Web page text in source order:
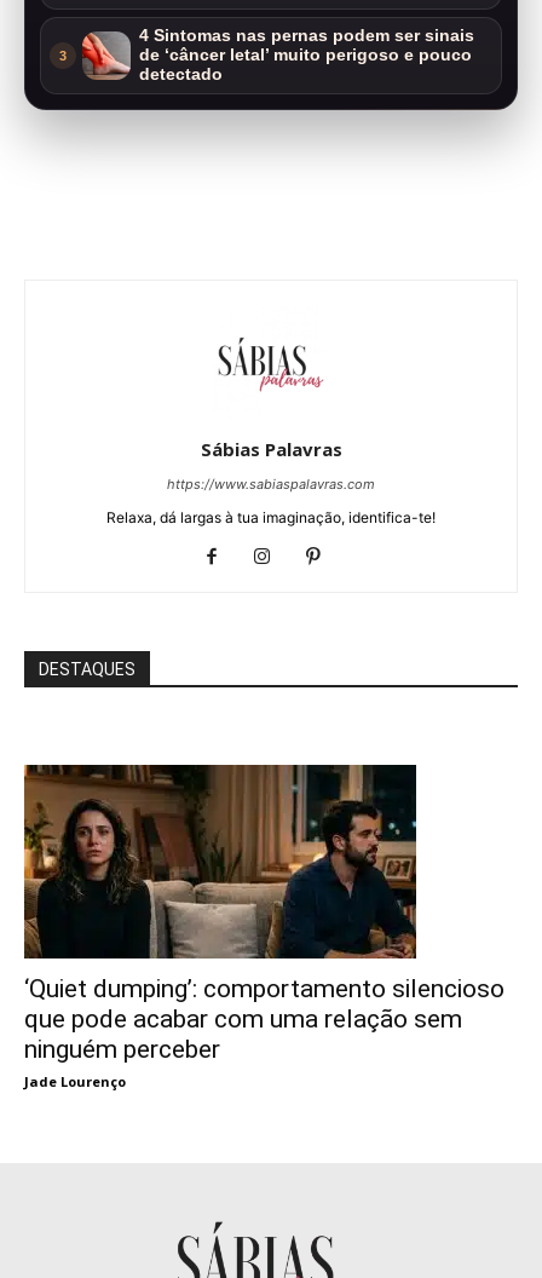
3
4 Sintomas nas pernas podem ser sinais
de ‘câncer letal’ muito perigoso e pouco
detectado
Sábias Palavras
https://www.sabiaspalavras.com
Relaxa, dá largas à tua imaginação, identifica-te!
DESTAQUES
‘Quiet dumping’: comportamento silencioso
que pode acabar com uma relação sem
ninguém perceber
Jade Lourenço